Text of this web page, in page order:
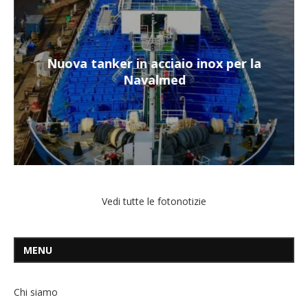
Nuova tanker in acciaio inox per la
Navalmed
Vedi tutte le fotonotizie
MENU
Chi siamo